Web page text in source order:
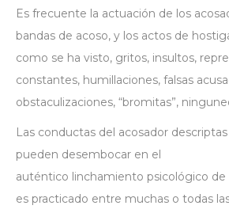
Es frecuente la actuación de los
bandas de acoso, y los actos de
como se ha visto, gritos, insultos,
constantes, humillaciones, falsas
obstaculizaciones, “bromitas”,
Las conductas del acosador
pueden desembocar en el
auténtico linchamiento psicológico
es practicado entre muchas o todas